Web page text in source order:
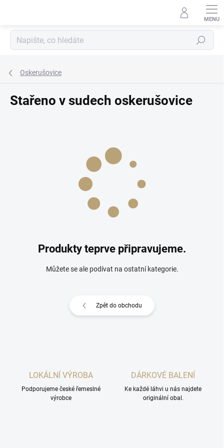
Hledat
Oskerušovice
Stařeno v sudech oskerušovice
Produkty teprve připravujeme.
Můžete se ale podívat na ostatní kategorie.
Zpět do obchodu
LOKÁLNÍ VÝROBA
Podporujeme české řemeslné
výrobce
DÁRKOVÉ BALENÍ
Ke každé láhvi u nás najdete
originální obal.